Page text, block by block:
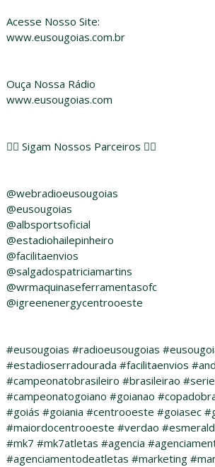
Acesse Nosso Site:
www.eusougoias.com.br
Ouça Nossa Rádio
www.eusougoias.com
👇🏻 Sigam Nossos Parceiros 👇🏻
@webradioeusougoias
@eusougoias
@albsportsoficial
@estadiohailepinheiro
@facilitaenvios
@salgadospatriciamartins
@wrmaquinaseferramentasofc
@igreenenergycentrooeste
#eusougoias #radioeusougoias
#estadioserradourada #facilitaenvios
#campeonatobrasileiro #brasileirao
#campeonatogoiano #goianao
#goiás #goiania #centrooeste #goiasec
#maiordocentrooeste #verdao
#mk7 #mk7atletas #agencia
#agenciamentodeatletas #marketing